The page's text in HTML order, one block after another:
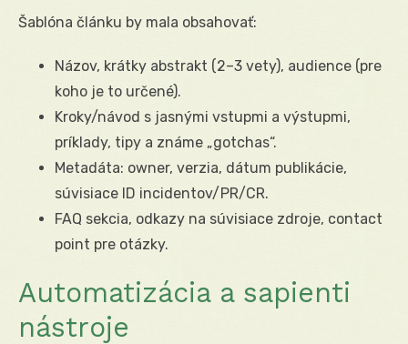
Šablóna článku by mala obsahovať:
Názov, krátky abstrakt (2–3 vety), audience (pre
koho je to určené).
Kroky/návod s jasnými vstupmi a výstupmi,
príklady, tipy a známe „gotchas“.
Metadáta: owner, verzia, dátum publikácie,
súvisiace ID incidentov/PR/CR.
FAQ sekcia, odkazy na súvisiace zdroje, contact
point pre otázky.
Automatizácia a sapienti
nástroje